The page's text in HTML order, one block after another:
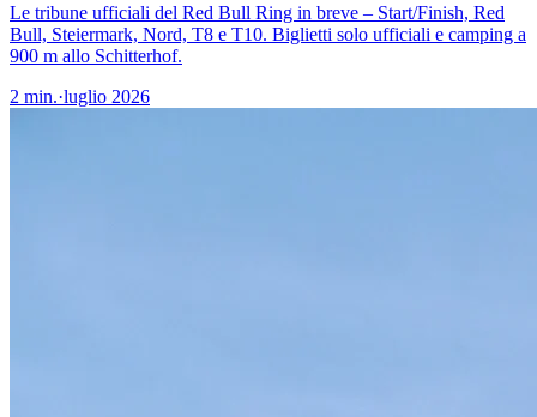
Le tribune ufficiali del Red Bull Ring in breve – Start/Finish, Red
Bull, Steiermark, Nord, T8 e T10. Biglietti solo ufficiali e camping a
900 m allo Schitterhof.
2 min.·luglio 2026